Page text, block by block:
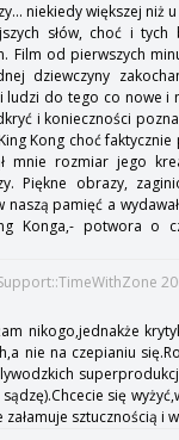
niekiedy większej niż
słów, choć i
Film od pierwszych
dziewczyny
ludzi do tego co nowe i
i konieczności
Kong choć
mnie rozmiar jego
Piękne obrazy,
naszą pamięć a
Konga,- potwora o
nikogo,jednakże
nie na czepianiu
się
sztucznością i